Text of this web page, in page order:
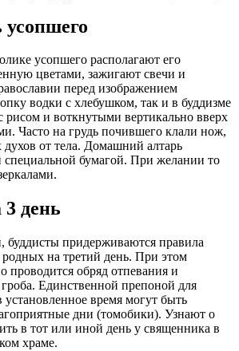
усопшего располагают его
цветами, зажигают свечи и
перед изображением
водки с хлебушком, так и в буддизме
рисом и воткнутыми вертикально вверх
Часто на грудь почившего клали нож,
духов от тела. Домашний алтарь
специальной бумагой. При желании то
день
буддисты придерживаются правила
родных на третий день. При этом
проводится обряд отпевания и
Единственной препоной для
установленное время могут быть
дни (томобики). Узнают о
в тот или иной день у священника в
храме.